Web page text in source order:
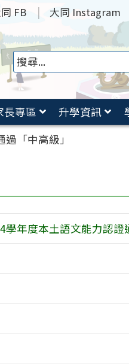
FB 大同 Instagram
長專區 升學資訊
「中高級」
年度本土語文能力認證